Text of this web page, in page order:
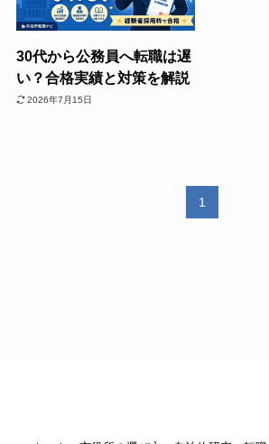
30代から公務員へ転職は遅
い？合格実績と対策を解説
2026年7月15日
1